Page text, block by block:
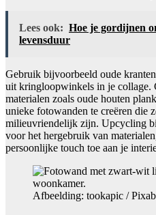
Lees ook: Hoe je gordijnen
levensduur
Gebruik bijvoorbeeld oude
uit kringloopwinkels in je collage.
materialen zoals oude houten
unieke fotowanden te creëren die
milieuvriendelijk zijn. Upcycling
voor het hergebruik van
persoonlijke touch toe aan je
Afbeelding: tookapic /